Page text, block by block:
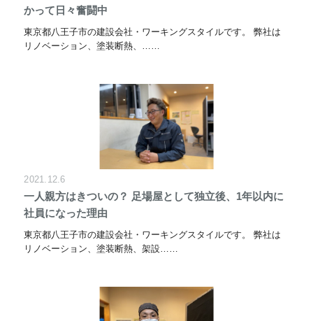
かって日々奮闘中
東京都八王子市の建設会社・ワーキングスタイルです。 弊社は
リノベーション、塗装断熱、……
2021.12.6
一人親方はきついの？ 足場屋として独立後、1年以内に
社員になった理由
東京都八王子市の建設会社・ワーキングスタイルです。 弊社は
リノベーション、塗装断熱、架設……